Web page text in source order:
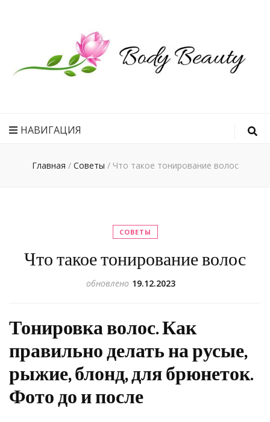
идеального
тела
НАВИГАЦИЯ
Главная / Советы / Что такое тонирование волос
СОВЕТЫ
Что такое тонирование волос
обновлено 19.12.2023
Тонировка волос. Как
правильно делать на русые,
рыжие, блонд, для брюнеток.
Фото до и после